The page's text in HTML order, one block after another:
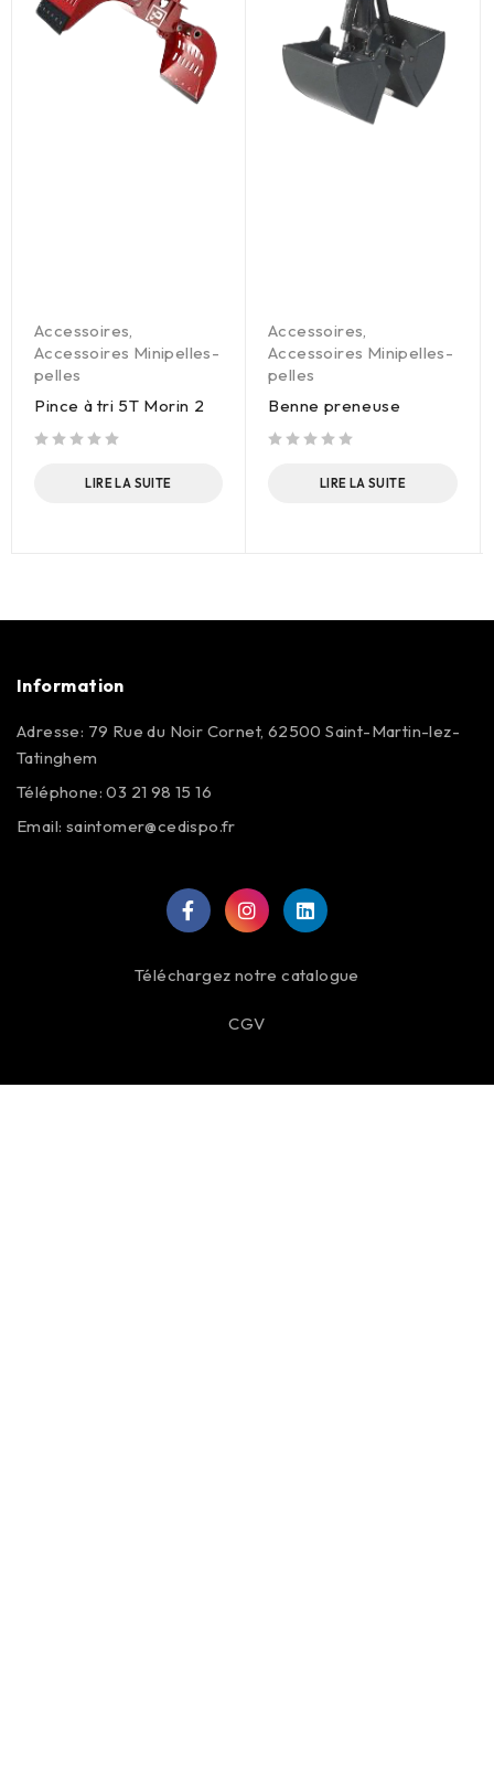
Accessoires,
Accessoires Minipelles-
pelles
Pince à tri 5T Morin 2
LIRE LA SUITE
Accessoires,
Accessoires Minipelles-
pelles
Benne preneuse
LIRE LA SUITE
Information
Adresse: 79 Rue du Noir Cornet, 62500 Saint-Martin-lez-
Tatinghem
Téléphone: 03 21 98 15 16
Email: saintomer@cedispo.fr
Téléchargez notre catalogue
CGV